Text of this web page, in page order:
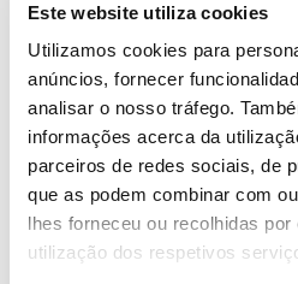
Este website utiliza cookies
Utilizamos cookies para
anúncios, fornecer
analisar o nosso tráfego.
informações acerca da
parceiros de redes sociais, de
que as podem combinar com
lhes forneceu ou recolhidas
utilização dos respetivos
ougeodiversidadedo Parque
definir atividades
divulgação e desenvolver
Saber mais
13.07.2026